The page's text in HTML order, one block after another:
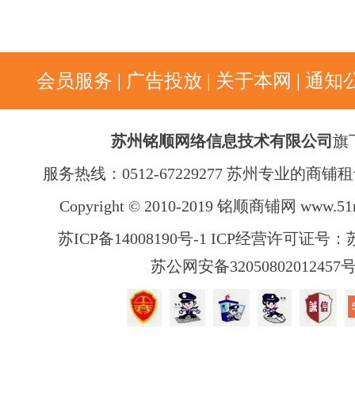
会员服务 | 广告投放 | 关于本网 | 通知
苏州铭顺网络信息技术有限公司 旗
服务热线：0512-67229277 苏州专业的商铺
Copyright © 2010-2019 铭顺商铺网
苏ICP备14008190号-1 ICP经营许可证号：
苏公网安备32050802012457